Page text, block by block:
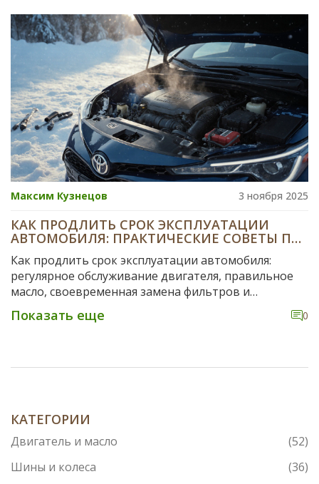
Максим Кузнецов 3 ноября 2025
КАК ПРОДЛИТЬ СРОК ЭКСПЛУАТАЦИИ
АВТОМОБИЛЯ: ПРАКТИЧЕСКИЕ СОВЕТЫ ПО
УХОДУ ЗА ДВИГАТЕЛЕМ И СИСТЕМАМИ
Как продлить срок эксплуатации автомобиля:
регулярное обслуживание двигателя, правильное
масло, своевременная замена фильтров и
антифриза, а также бережная эксплуатация в
холодную погоду - ключ к долгой жизни машины.
Показать еще 0
КАТЕГОРИИ
Двигатель и масло
(52)
Шины и колеса
(36)